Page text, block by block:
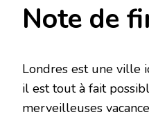
Note de
Londres est une ville
il est tout à fait
merveilleuses